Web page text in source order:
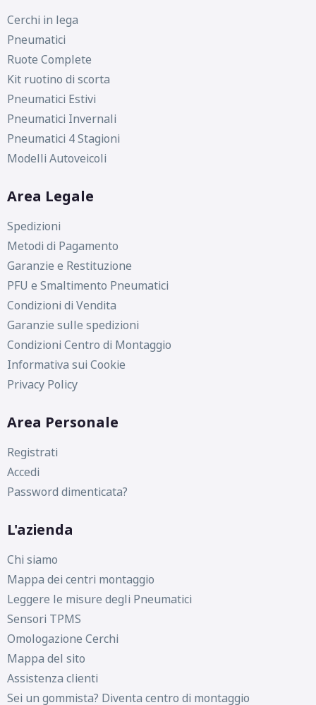
Cerchi in lega
Pneumatici
Ruote Complete
Kit ruotino di scorta
Pneumatici Estivi
Pneumatici Invernali
Pneumatici 4 Stagioni
Modelli Autoveicoli
Area Legale
Spedizioni
Metodi di Pagamento
Garanzie e Restituzione
PFU e Smaltimento Pneumatici
Condizioni di Vendita
Garanzie sulle spedizioni
Condizioni Centro di Montaggio
Informativa sui Cookie
Privacy Policy
Area Personale
Registrati
Accedi
Password dimenticata?
L'azienda
Chi siamo
Mappa dei centri montaggio
Leggere le misure degli Pneumatici
Sensori TPMS
Omologazione Cerchi
Mappa del sito
Assistenza clienti
Sei un gommista? Diventa centro di montaggio